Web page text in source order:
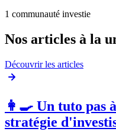
1 communauté investie
Nos articles à la
Découvrir les articles
👩‍🍳 Un tuto pas
stratégie